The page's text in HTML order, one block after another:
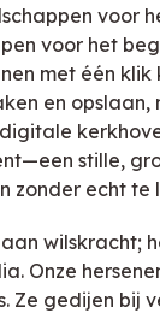
voor
voor het
met één klik
en opslaan,
stille,
zonder echt te
wilskracht;
Onze
Ze gedijen bij